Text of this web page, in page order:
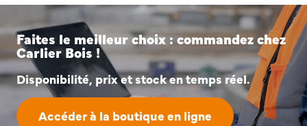
Faites le meilleur choix : commandez chez
Carlier Bois !
Disponibilité, prix et stock en temps réel.
Accéder à la boutique en ligne